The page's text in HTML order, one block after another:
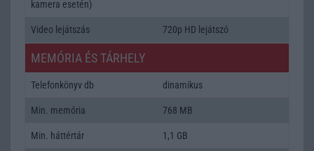
kamera esetén)
Video lejátszás 720p HD lejátszó
MEMÓRIA ÉS TÁRHELY
Telefonkönyv db dinamikus
Min. memória 768 MB
Min. háttértár 1,1 GB